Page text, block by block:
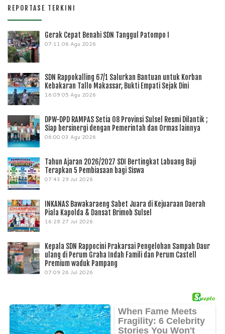
REPORTASE TERKINI
Gerak Cepat Benahi SDN Tanggul Patompo I
07:11 06 Agu 2026
SDN Rappokalling 67/1 Salurkan Bantuan untuk Korban
Kebakaran Tallo Makassar, Bukti Empati Sejak Dini
16:09 05 Agu 2026
DPW-DPD RAMPAS Setia 08 Provinsi Sulsel Resmi Dilantik ;
Siap bersinergi dengan Pemerintah dan Ormas lainnya
06:00 03 Agu 2026
Tahun Ajaran 2026/2027 SDI Bertingkat Labuang Baji
Terapkan 5 Pembiasaan bagi Siswa
07:43 29 Jul 2026
INKANAS Bawakaraeng Sabet Juara di Kejuaraan Daerah
Piala Kapolda & Dansat Brimob Sulsel
16:28 27 Jul 2026
Kepala SDN Rappocini Prakarsai Pengelohan Sampah Daur
ulang di Perum Graha Indah Famili dan Perum Castell
Premium waduk Pampang
07:09 26 Jul 2026